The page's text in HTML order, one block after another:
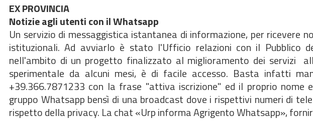
EX PROVINCIA
Notizie agli utenti con il Whatsapp
Un servizio di messaggistica istantanea di informazione, per ricevere
istituzionali. Ad avviarlo è stato l'Ufficio relazioni con il Pubblico
nell'ambito di un progetto finalizzato al miglioramento dei servizi
sperimentale da alcuni mesi, è di facile accesso. Basta infatti
+39.366.7871233 con la frase "attiva iscrizione" ed il proprio
gruppo Whatsapp bensì di una broadcast dove i rispettivi numeri di
rispetto della privacy. La chat «Urp informa Agrigento Whatsapp»,